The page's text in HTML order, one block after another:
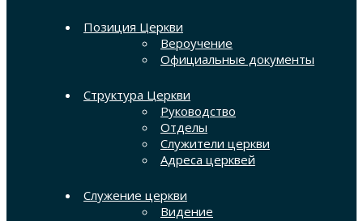
Позиция Церкви
Вероучение
Официальные документы
Структура Церкви
Руководство
Отделы
Служители церкви
Адреса церквей
Служение церкви
Видение